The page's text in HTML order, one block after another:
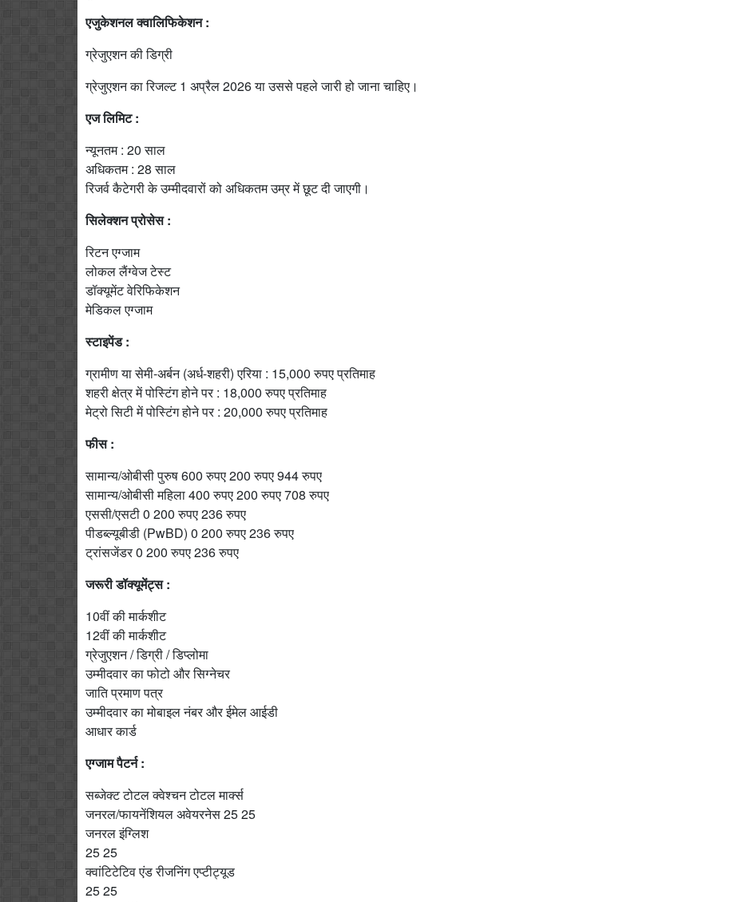
एजुकेशनल क्वालिफिकेशन :
ग्रेजुएशन की डिग्री
ग्रेजुएशन का रिजल्ट 1 अप्रैल 2026 या उससे पहले जारी हो जाना चाहिए।
एज लिमिट :
न्यूनतम : 20 साल
अधिकतम : 28 साल
रिजर्व कैटेगरी के उम्मीदवारों को अधिकतम उम्र में छूट दी जाएगी।
सिलेक्शन प्रोसेस :
रिटन एग्जाम
लोकल लैंग्वेज टेस्ट
डॉक्यूमेंट वेरिफिकेशन
मेडिकल एग्जाम
स्टाइपेंड :
ग्रामीण या सेमी-अर्बन (अर्ध-शहरी) एरिया : 15,000 रुपए प्रतिमाह
शहरी क्षेत्र में पोस्टिंग होने पर : 18,000 रुपए प्रतिमाह
मेट्रो सिटी में पोस्टिंग होने पर : 20,000 रुपए प्रतिमाह
फीस :
सामान्य/ओबीसी पुरुष 600 रुपए 200 रुपए 944 रुपए
सामान्य/ओबीसी महिला 400 रुपए 200 रुपए 708 रुपए
एससी/एसटी 0 200 रुपए 236 रुपए
पीडब्ल्यूबीडी (PwBD) 0 200 रुपए 236 रुपए
ट्रांसजेंडर 0 200 रुपए 236 रुपए
जरूरी डॉक्यूमेंट्स :
10वीं की मार्कशीट
12वीं की मार्कशीट
ग्रेजुएशन / डिग्री / डिप्लोमा
उम्मीदवार का फोटो और सिग्नेचर
जाति प्रमाण पत्र
उम्मीदवार का मोबाइल नंबर और ईमेल आईडी
आधार कार्ड
एग्जाम पैटर्न :
सब्जेक्ट टोटल क्वेश्चन टोटल मार्क्स
जनरल/फायनेंशियल अवेयरनेस 25 25
जनरल इंग्लिश
25 25
क्वांटिटेटिव एंड रीजनिंग एप्टीट्यूड
25 25